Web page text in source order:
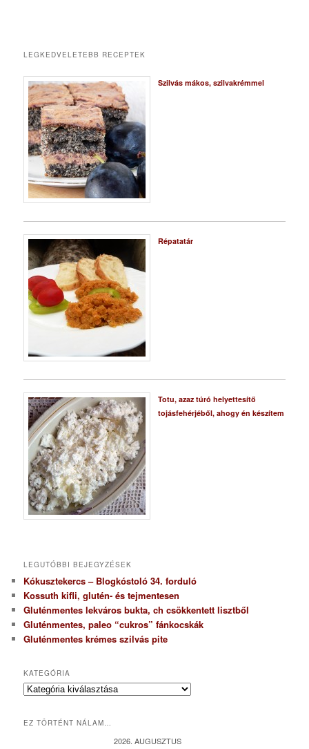
LEGKEDVELETEBB RECEPTEK
Szilvás mákos, szilvakrémmel
Répatatár
Totu, azaz túró helyettesítő
tojásfehérjéből, ahogy én készítem
LEGUTÓBBI BEJEGYZÉSEK
Kókusztekercs – Blogkóstoló 34. forduló
Kossuth kifli, glutén- és tejmentesen
Gluténmentes lekváros bukta, ch csökkentett lisztből
Gluténmentes, paleo “cukros” fánkocskák
Gluténmentes krémes szilvás pite
KATEGÓRIA
K
e
EZ TÖRTÉNT NÁLAM…
2026. AUGUSZTUS